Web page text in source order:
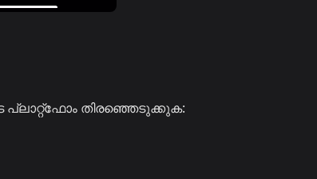
പ്ലാറ്റ്ഫോം തിരഞ്ഞെടുക്കുക: